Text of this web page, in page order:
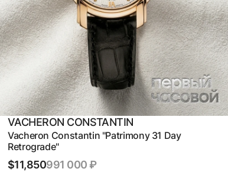
VACHERON CONSTANTIN
Vacheron Constantin "Patrimony 31 Day
Retrograde"
$11,850991 000 ₽